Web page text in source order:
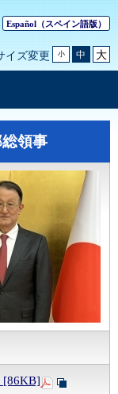
Español（スペイン語版）
イズ変更 小 中 大
領事
[86KB]